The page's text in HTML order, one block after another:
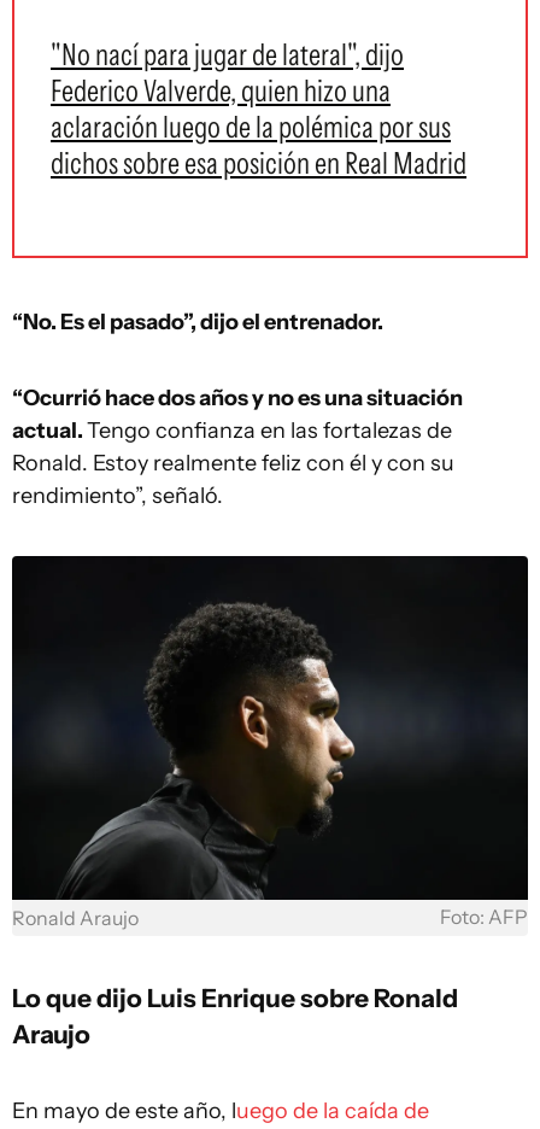
"No nací para jugar de lateral", dijo
Federico Valverde, quien hizo una
aclaración luego de la polémica por sus
dichos sobre esa posición en Real Madrid
“No. Es el pasado”, dijo el entrenador.
“Ocurrió hace dos años y no es una situación
actual.Tengo confianza en las fortalezas de
Ronald. Estoy realmente feliz con él y con su
rendimiento”, señaló.
Ronald Araujo Foto: AFP
Lo que dijo Luis Enrique sobre Ronald
Araujo
En mayo de este año, luego de la caída de